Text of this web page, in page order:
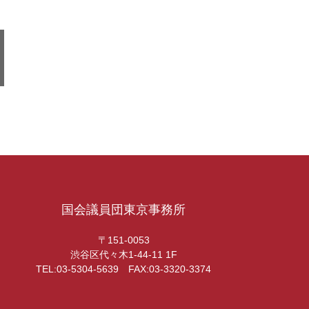
国会議員団東京事務所
〒151-0053
渋谷区代々木1-44-11 1F
TEL:03-5304-5639 FAX:03-3320-3374